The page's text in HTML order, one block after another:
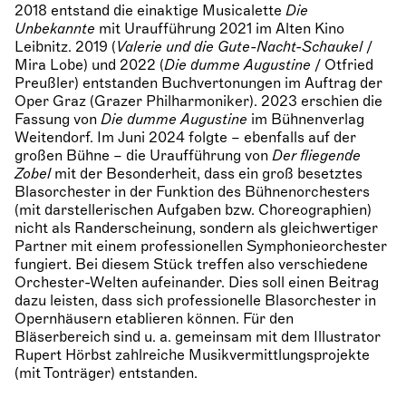
2018 entstand die einaktige Musicalette Die
Unbekannte mit Uraufführung 2021 im Alten Kino
Leibnitz. 2019 (Valerie und die Gute-Nacht-Schaukel /
Mira Lobe) und 2022 (Die dumme Augustine / Otfried
Preußler) entstanden Buchvertonungen im Auftrag der
Oper Graz (Grazer Philharmoniker). 2023 erschien die
Fassung von Die dumme Augustine im Bühnenverlag
Weitendorf. Im Juni 2024 folgte – ebenfalls auf der
großen Bühne – die Uraufführung von Der fliegende
Zobelmit der Besonderheit, dass ein groß besetztes
Blasorchester in der Funktion des Bühnenorchesters
(mit darstellerischen Aufgaben bzw. Choreographien)
nicht als Randerscheinung, sondern als gleichwertiger
Partner mit einem professionellen Symphonieorchester
fungiert. Bei diesem Stück treffen also verschiedene
Orchester-Welten aufeinander. Dies soll einen Beitrag
dazu leisten, dass sich professionelle Blasorchester in
Opernhäusern etablieren können. Für den
Bläserbereich sind u. a. gemeinsam mit dem Illustrator
Rupert Hörbst zahlreiche Musikvermittlungsprojekte
(mit Tonträger) entstanden.